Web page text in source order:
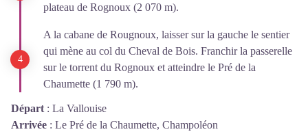
plateau de Rognoux (2 070 m).
A la cabane de Rougnoux, laisser sur la gauche le sentier
qui mène au col du Cheval de Bois. Franchir la passerelle
sur le torrent du Rognoux et atteindre le Pré de la
Chaumette (1 790 m).
Départ : La Vallouise
Arrivée : Le Pré de la Chaumette, Champoléon